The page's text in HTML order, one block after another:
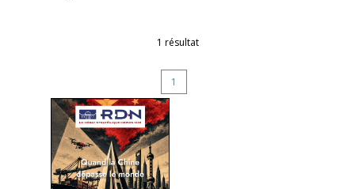
1 résultat
1